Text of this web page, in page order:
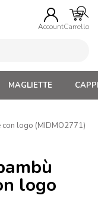
AccountCarrello
MAGLIETTE
con logo (MIDMO2771)
(MIDMO2771)
logo